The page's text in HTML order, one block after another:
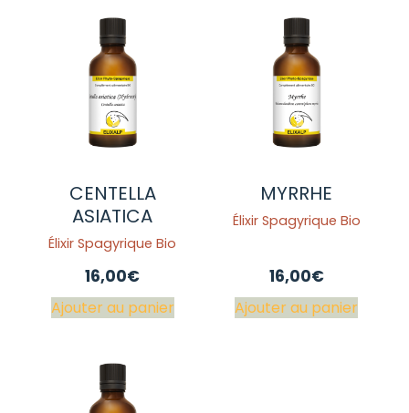
CENTELLA
ASIATICA
Élixir Spagyrique Bio
16,00€
Ajouter au panier
MYRRHE
Élixir Spagyrique Bio
16,00€
Ajouter au panier